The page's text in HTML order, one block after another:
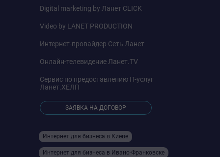
Интернет для бизнеса в Киеве
Интернет для бизнеса в Ивано-Франковске
Digital marketing by Ланет CLICK
Video by LANET PRODUCTION
Интернет-провайдер Сеть Ланет
Онлайн-телевидение Ланет.TV
Сервис по предоставлению IT-услуг
Ланет.ХЕЛП
ЗАЯВКА НА ДОГОВОР